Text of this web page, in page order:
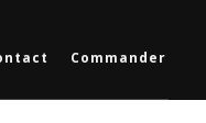
Commander